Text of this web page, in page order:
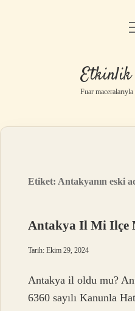
Gizlilik
Etkinlik
Fuar
Etiket: Antakyanın eski
Antakya Il Mi Ilçe
Tarih: Ekim 29, 2024
Antakya il oldu mu?
6360 sayılı Kanunla